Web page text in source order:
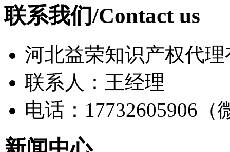
联系我们/Contact us
河北益荣知识产权代
联系人：王经理
电话：17732605906（